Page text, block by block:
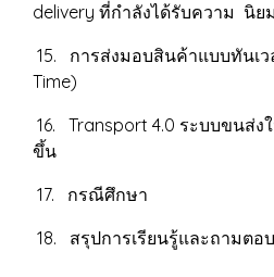
delivery ที่กำลังได้รับความ นิยม
15. การส่งมอบสินค้าแบบทันเ
Time)
16. Transport 4.0 ระบบขนส่ง
ขึ้น
17. กรณีศึกษา
18. สรุปการเรียนรู้และถามตอบ